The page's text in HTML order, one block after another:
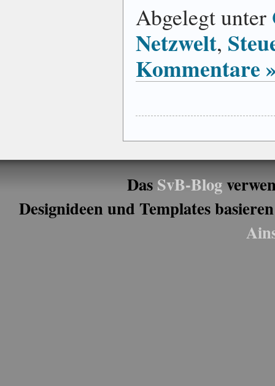
Abgelegt unter
Netzwelt,
Kommentare
DasSvB-Blog
Designideen und Templates